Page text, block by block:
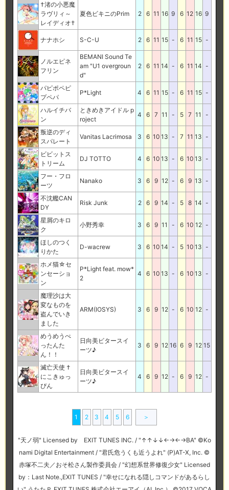
†渚の小悪魔
ラヴリィ～
レイディオ†
夏色ビキニのPrim 2 6 11 16 9 6 12 16 9
ナナホシ S-C-U 2 6 11 15 - 6 11 15 -
ノルエピネ
フリン
BEMANI Sound Te
am "U1 overgroun
d"
2 6 11 14 - 6 11 14 -
パピポペピ
プペパ
P*Light 4 6 11 15 - 6 11 15 -
ハルイチバ
ン
ときめきアイドル p
roject
4 6 7 11 - 5 7 11 -
叛逆のディ
スパレート
Vanitas Lacrimosa 3 6 10 13 - 7 11 13 -
ビビットス
トリーム
DJ TOTTO 4 6 10 13 - 6 10 13 -
フー・フロ
ーツ
Nanako 3 6 9 12 - 6 9 13 -
不沈艦CAN
DY
Risk Junk 2 6 9 14 - 5 8 14 -
星屑のキロ
ク
小野秀幸 3 6 9 11 - 6 10 12 -
ほしのつく
りかた
D-wacrew 3 6 10 14 - 5 10 13 -
ホメ猫☆セ
ンセーショ
ン
P*Light feat. mow*
2
4 6 10 13 - 6 10 13 -
魔理沙は大
変なものを
盗んでいき
ました
ARM(IOSYS) 3 6 9 12 - 6 10 12 -
めうめうぺ
ったんた
ん！！
日向美ビタースイ
ーツ♪
3 6 9 12 16 6 9 12 15
滅亡天使 †
にこきゅっ
ぴん
日向美ビタースイ
ーツ♪
4 6 9 12 - 6 9 12 -
1 2 3 4 5 6 ＞
"天ノ弱" Licensed by EXIT TUNES INC. / "↑↑↓↓←→←→BA" ©Ko
nami Digital Entertainment / "君氏危うくも近うよれ" (P)AT-X, Inc. ©
赤塚不二夫／おそ松さん製作委員会 / "幻想系世界修復少女" Licensed
by：Last Note.,EXIT TUNES / "幸せになれる隠しコマンドがあるらし